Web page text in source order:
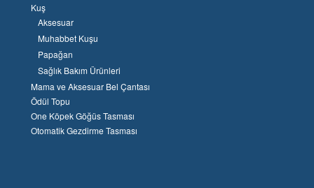
Kuş
Aksesuar
Muhabbet Kuşu
Papağan
Sağlık Bakım Ürünleri
Mama ve Aksesuar Bel Çantası
Ödül Topu
One Köpek Göğüs Tasması
Otomatik Gezdirme Tasması